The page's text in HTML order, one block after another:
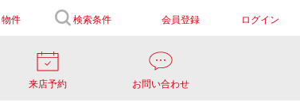
物件 検索条件 会員登録 ログイン
来店予約 お問い合わせ